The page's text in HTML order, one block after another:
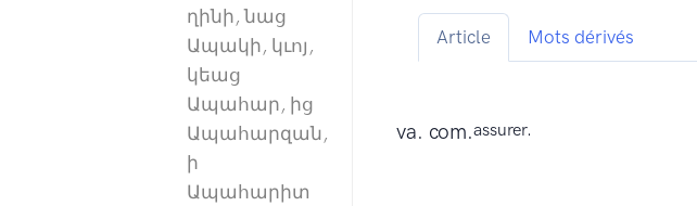
ղինի, նաց
Ապակի, կւոյ,
կեաց
Ապահար, ից
Ապահարզան,
ի
Ապահարիտ
Article Mots dérivés
va. com.assurer.